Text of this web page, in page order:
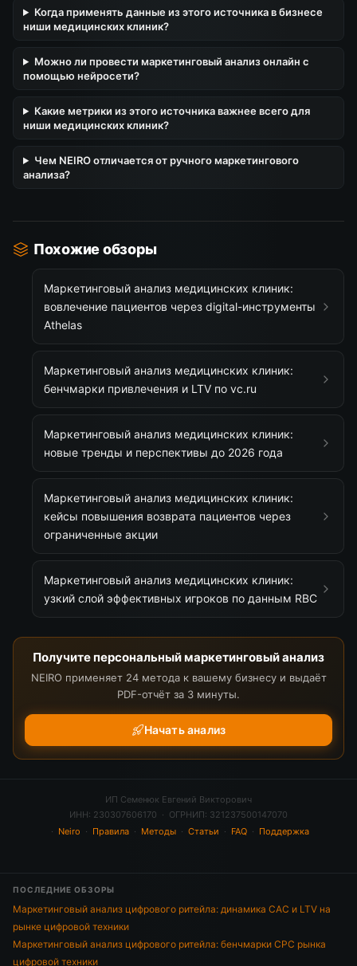
Когда применять данные из этого источника в бизнесе
ниши медицинских клиник?
Можно ли провести маркетинговый анализ онлайн с
помощью нейросети?
Какие метрики из этого источника важнее всего для
ниши медицинских клиник?
Чем NEIRO отличается от ручного маркетингового
анализа?
Похожие обзоры
Маркетинговый анализ медицинских клиник:
вовлечение пациентов через digital-инструменты
Athelas
Маркетинговый анализ медицинских клиник:
бенчмарки привлечения и LTV по vc.ru
Маркетинговый анализ медицинских клиник:
новые тренды и перспективы до 2026 года
Маркетинговый анализ медицинских клиник:
кейсы повышения возврата пациентов через
ограниченные акции
Маркетинговый анализ медицинских клиник:
узкий слой эффективных игроков по данным RBC
Получите персональный маркетинговый анализ
NEIRO применяет 24 метода к вашему бизнесу и выдаёт
PDF-отчёт за 3 минуты.
Начать анализ
ИП Семенюк Евгений Викторович
ИНН: 230307606170 · ОГРНИП: 321237500147070
· Neiro · Правила· Методы· Статьи · FAQ· Поддержка
ПОСЛЕДНИЕ ОБЗОРЫ
Маркетинговый анализ цифрового ритейла: динамика CAC и LTV на
рынке цифровой техники
Маркетинговый анализ цифрового ритейла: бенчмарки CPC рынка
цифровой техники